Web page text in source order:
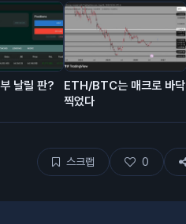
날릴 판?
ETH/BTC는 매크로 바닥
찍었다
스크랩 0